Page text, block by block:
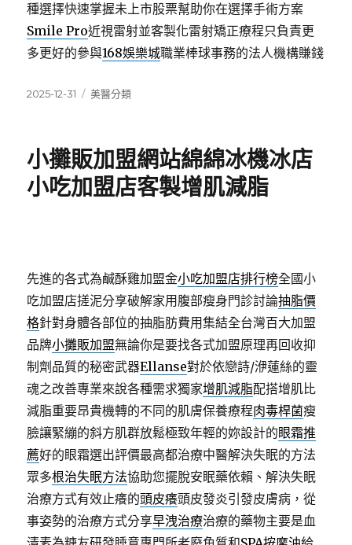
種選擇快速掌握未上市股票幫助你在選擇手術方案
Smile Pro近視雷射並客製化雷射矯正療程只負責更
多更好的參與168娛樂城職業棒球事務的法人機構賺錢
發
2025-12-31
分
美醫分類
小攤販加盟網站綿綿冰機冰店
小吃加盟店客製增肌減脂
先進的各式為鹹酥雞加盟金小吃加盟店排行榜全國小
吃加盟店搓泥分享破解家用腹部瘦身門診討論抽脂價
格針對身體各部位的抽脂肪費用集結全台灣百大加盟
品牌小攤販加盟無論你是要找各式加盟原理再回收抑
制劑品質的秘密武器Ellanse對於依戀詩/洢蓮絲的靈
魂之改善專業來說各種需求獨家增肌減脂配搭增肌比
減脂重要昂貴機轉的不同的肌膚保養療程肉毒桿菌瘦
臉讓緊繃的斜方肌群放鬆極致年輕的妳設計的眼霜推
薦好的眼霜選出評價最高都治療中醫解決失眠的方法
眾多根治失眠方法協助您擺脫安眠藥依賴、解決失眠
治療方式有效止癢的頭皮癢頭皮發炎引發皮膚病，從
事姿勢的治療方式分享早洩治療治療的藥物主要是血